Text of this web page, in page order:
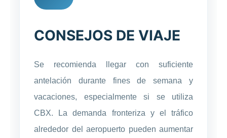
CONSEJOS DE VIAJE
Se recomienda llegar con suficiente
antelación durante fines de semana y
vacaciones, especialmente si se utiliza
CBX. La demanda fronteriza y el tráfico
alrededor del aeropuerto pueden aumentar